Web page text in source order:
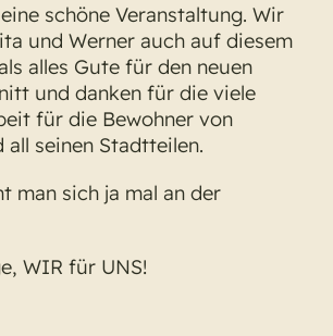
schöne Veranstaltung. Wir
und Werner auch auf diesem
alles Gute für den neuen
und danken für die viele
für die Bewohner von
all seinen Stadtteilen.
man sich ja mal an der
WIR für UNS!